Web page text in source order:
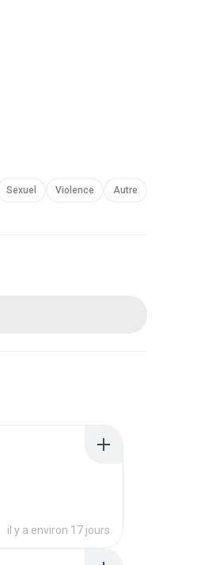
Sexuel Violence Autre
il y a environ 17 jours